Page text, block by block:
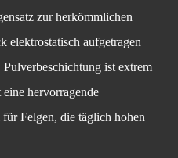
zur herkömmlichen
elektrostatisch aufgetragen
ist extrem
hervorragende
Felgen, die täglich hohen